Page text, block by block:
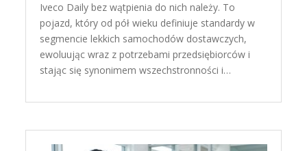
Iveco Daily bez wątpienia do nich należy. To
pojazd, który od pół wieku definiuje standardy w
segmencie lekkich samochodów dostawczych,
ewoluując wraz z potrzebami przedsiębiorców i
stając się synonimem wszechstronności i…